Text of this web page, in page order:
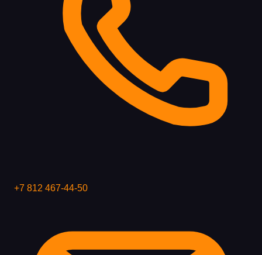
+7 812 467-44-50